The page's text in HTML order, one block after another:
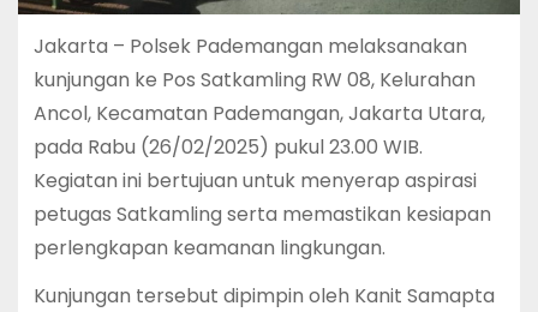
Jakarta – Polsek Pademangan melaksanakan
kunjungan ke Pos Satkamling RW 08, Kelurahan
Ancol, Kecamatan Pademangan, Jakarta Utara,
pada Rabu (26/02/2025) pukul 23.00 WIB.
Kegiatan ini bertujuan untuk menyerap aspirasi
petugas Satkamling serta memastikan kesiapan
perlengkapan keamanan lingkungan.
Kunjungan tersebut dipimpin oleh Kanit Samapta